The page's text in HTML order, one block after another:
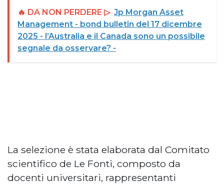
🔥 DA NON PERDERE ▷ Jp Morgan Asset
Management - bond bulletin del 17 dicembre
2025 - l’Australia e il Canada sono un possibile
segnale da osservare? -
La selezione è stata elaborata dal Comitato
scientifico de Le Fonti, composto da
docenti universitari, rappresentanti